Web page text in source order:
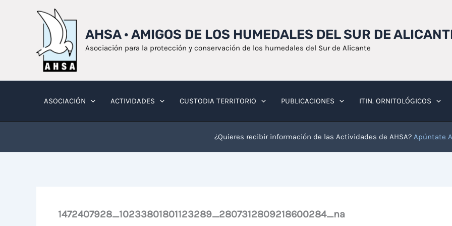
AHSA · AMIGOS DE LOS HUMEDALES DEL SUR DE
Asociación para la protección y conservación de los humedales del Sur de Alicante
ASOCIACIÓN ACTIVIDADES CUSTODIA TERRITORIO PUBLICACIONES ITIN. ORNITOLÓGICOS
¿Quieres recibir información de las Actividades de AHSA? Apúntate
1472407928_10233801801123289_2807312809218600284_na